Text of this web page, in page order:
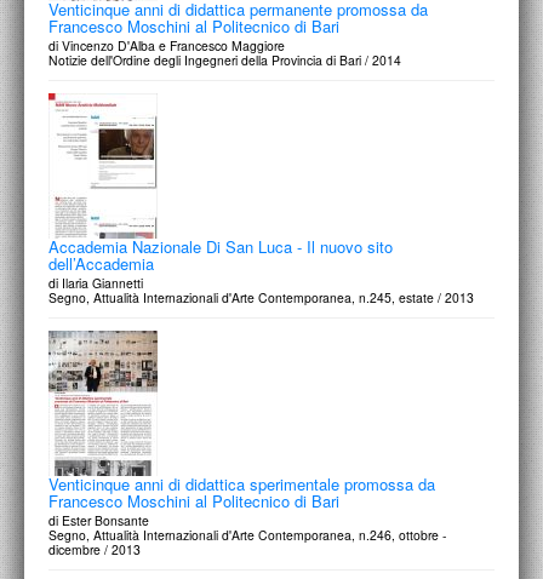
Venticinque anni di didattica permanente promossa da
Francesco Moschini al Politecnico di Bari
di Vincenzo D'Alba e Francesco Maggiore
Notizie dell'Ordine degli Ingegneri della Provincia di Bari / 2014
Accademia Nazionale Di San Luca - Il nuovo sito
dell’Accademia
di Ilaria Giannetti
Segno, Attualità Internazionali d'Arte Contemporanea, n.245, estate / 2013
Venticinque anni di didattica sperimentale promossa da
Francesco Moschini al Politecnico di Bari
di Ester Bonsante
Segno, Attualità Internazionali d'Arte Contemporanea, n.246, ottobre -
dicembre / 2013